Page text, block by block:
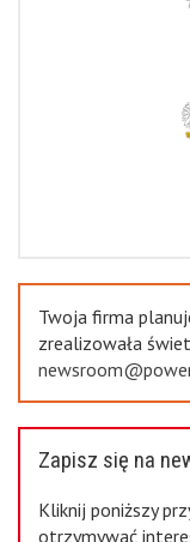
Twoja firma
zrealizowała
Zapisz się na
Kliknij poniższy
otrzymywać